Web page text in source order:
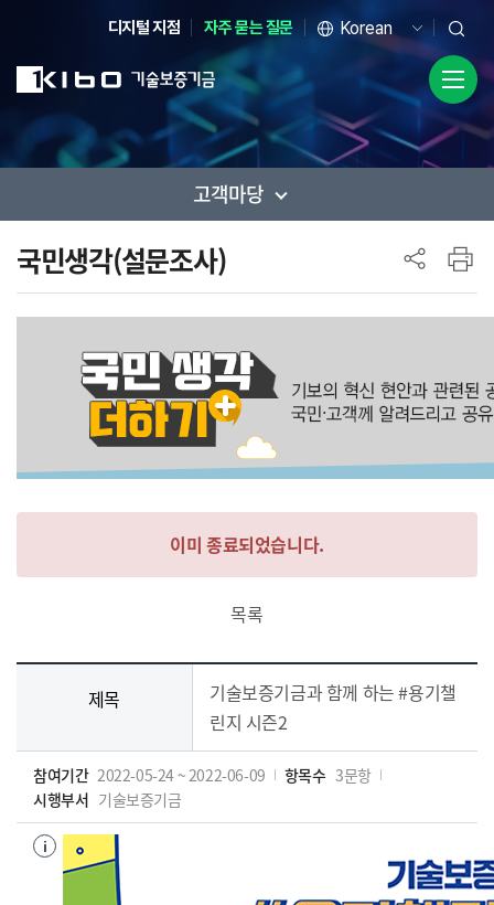
디지털 지점 자주 묻는 질문
사이드 메뉴
고객마당
국민생각(설문조사)
이미 종료되었습니다.
목록
제목
기술보증기금과 함께 하는 #용기챌
린지 시즌2
참여기간 2022-05-24 ~2022-06-09 항목수 3문항
시행부서 기술보증기금